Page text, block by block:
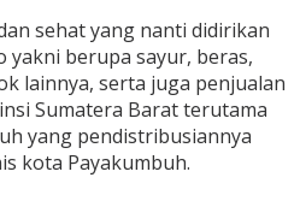
sehat yang nanti didirikan
yakni berupa sayur, beras,
lainnya, serta juga penjualan
Sumatera Barat terutama
yang pendistribusiannya
kota Payakumbuh.